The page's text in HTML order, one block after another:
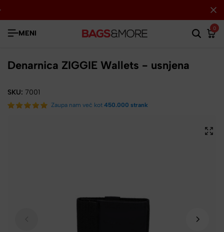
MENI
0
Denarnica ZIGGIE Wallets - usnjena
SKU: 7001
Zaupa nam več kot 450.000 strank